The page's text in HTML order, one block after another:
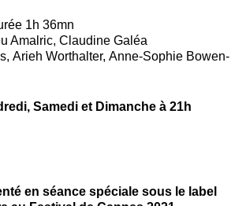
1h 36mn
Amalric, Claudine Galéa
Arieh Worthalter, Anne-Sophie Bowen-
Samedi et Dimanche à 21h
en séance spéciale sous le label